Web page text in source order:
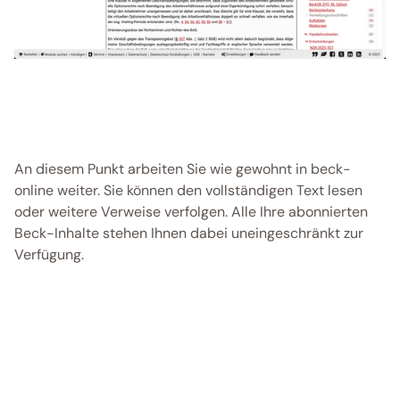
An diesem Punkt arbeiten Sie wie gewohnt in beck-
online weiter. Sie können den vollständigen Text lesen
oder weitere Verweise verfolgen. Alle Ihre abonnierten
Beck-Inhalte stehen Ihnen dabei uneingeschränkt zur
Verfügung.